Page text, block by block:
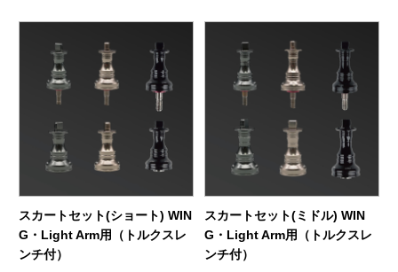
スカートセット(ショート) WIN
G・Light Arm用（トルクスレ
ンチ付）
スカートセット(ミドル) WIN
G・Light Arm用（トルクスレ
ンチ付）